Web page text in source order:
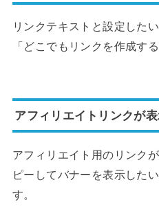
リンクテキストと設定した
「どこでもリンクを作成す
アフィリエイトリンクが
アフィリエイト用のリンク
ピーしてバナーを表示した
す。